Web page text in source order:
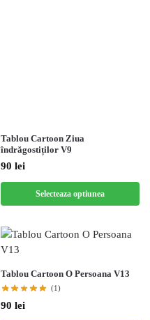
Tablou Cartoon Ziua
îndrăgostiților V9
90 lei
Selecteaza optiunea
Tablou Cartoon O Persoana V13
(1)
90 lei